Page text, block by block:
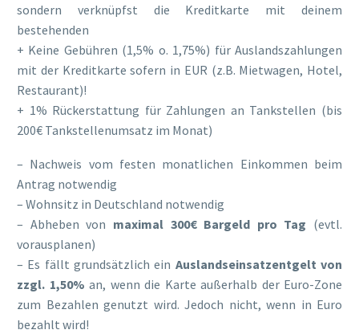
sondern verknüpfst die Kreditkarte mit deinem
bestehenden
+ Keine Gebühren (1,5% o. 1,75%) für Auslandszahlungen
mit der Kreditkarte sofern in EUR (z.B. Mietwagen, Hotel,
Restaurant)!
+ 1% Rückerstattung für Zahlungen an Tankstellen (bis
200€ Tankstellenumsatz im Monat)
– Nachweis vom festen monatlichen Einkommen beim
Antrag notwendig
– Wohnsitz in Deutschland notwendig
– Abheben von maximal 300€ Bargeld pro Tag (evtl.
vorausplanen)
– Es fällt grundsätzlich ein Auslandseinsatzentgelt von
zzgl. 1,50% an, wenn die Karte außerhalb der Euro-Zone
zum Bezahlen genutzt wird. Jedoch nicht, wenn in Euro
bezahlt wird!